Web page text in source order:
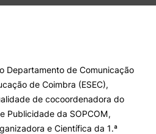
Departamento de Comunicação
de Coimbra (ESEC),
de cocoordenadora do
Publicidade da SOPCOM,
e Científica da 1.ª